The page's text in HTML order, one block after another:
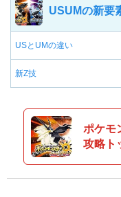
USUMの新要
USとUMの違い
新Z技
ポケモ
攻略ト